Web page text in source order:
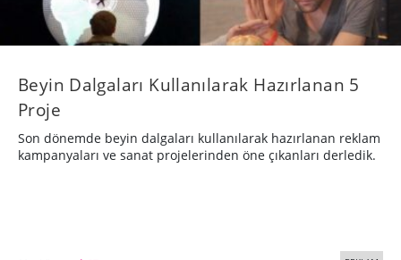
​Beyin Dalgaları Kullanılarak Hazırlanan 5
Proje
Son dönemde beyin dalgaları kullanılarak hazırlanan reklam
kampanyaları ve sanat projelerinden öne çıkanları derledik.